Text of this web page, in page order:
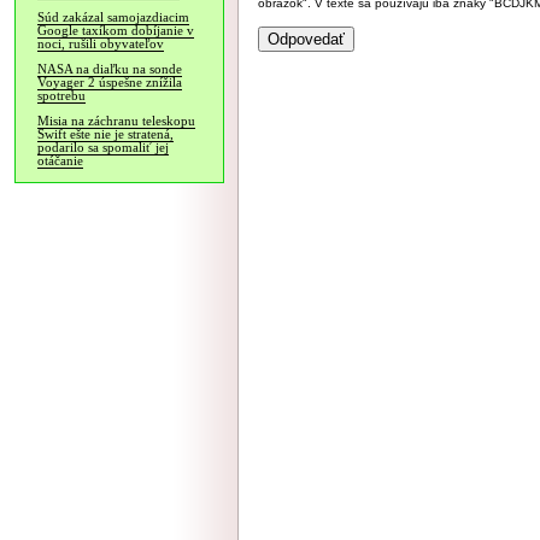
Súd zakázal samojazdiacim
Google taxíkom dobíjanie v
noci, rušili obyvateľov
NASA na diaľku na sonde
Voyager 2 úspešne znížila
spotrebu
Misia na záchranu teleskopu
Swift ešte nie je stratená,
podarilo sa spomaliť jej
otáčanie
obrázok". V texte sa používajú iba znaky